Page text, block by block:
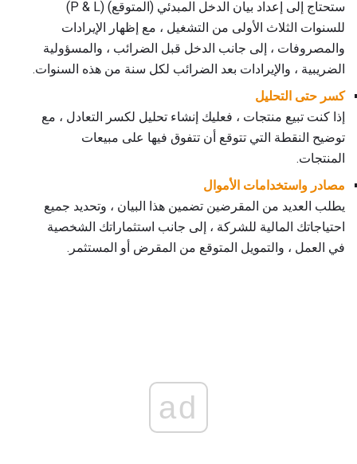
ستحتاج إلى إعداد بيان الدخل المبدئي (المتوقع) (P & L)
للسنوات الثلاث الأولى من التشغيل ، مع إظهار الإيرادات
والمصروفات ، إلى جانب الدخل قبل الضرائب ، والمسؤولية
الضريبية ، والإيرادات بعد الضرائب لكل سنة من هذه السنوات.
كسر حتى التحليل
إذا كنت تبيع منتجات ، فعليك إنشاء تحليل لكسر التعادل ، مع
توضيح النقطة التي تتوقع أن تتفوق فيها على مبيعات
المنتجات.
مصادر واستخدامات الأموال
يطلب العديد من المقرضين تضمين هذا البيان ، وتحديد جميع
احتياجاتك المالية للشركة ، إلى جانب استثماراتك الشخصية
في العمل ، والتمويل المتوقع من المقرض أو المستثمر.
ad